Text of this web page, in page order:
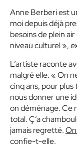
Anne Berberi est
moi depuis déjà
besoins de plein
niveau culturel »,
L’artiste raconte
malgré elle. « On
cinq ans, pour
nous donner une
on déménage. Ce
total. Ç’a
jamais regretté.
confie-t-elle.